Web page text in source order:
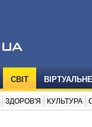
СВІТ
ЗДОРОВ'Я КУЛЬТУРА